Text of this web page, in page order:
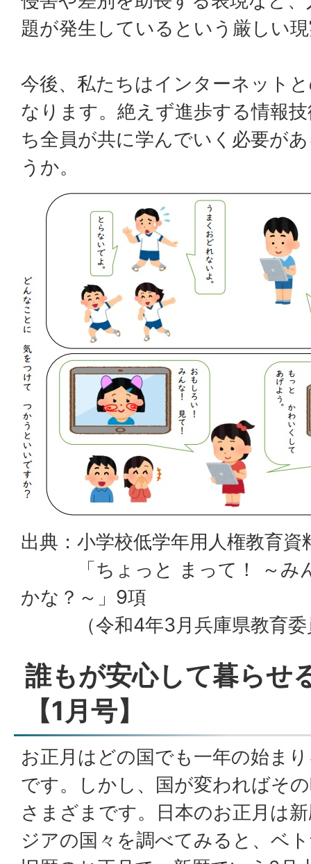
題が発生しているという厳しい
今後、私たちはインターネット
なります。絶えず進歩する情報
ち全員が共に学んでいく必要が
うか。
出典：小学校低学年用人権教育
「ちょっと まって！ ～みん
かな？～」9項
（令和4年3月兵庫県教育委
誰もが安心して暮らせ
【1月号】
お正月はどの国でも一年の始ま
です。しかし、国が変わればそ
さまざまです。日本のお正月は
ジアの国々を調べてみると、ベ